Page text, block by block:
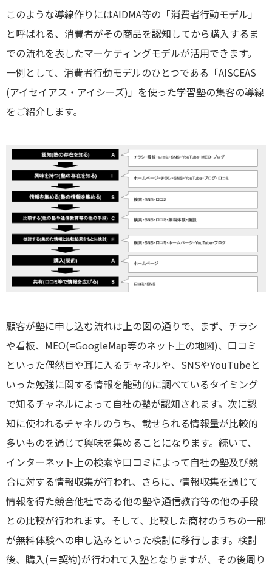
このような導線作りにはAIDMA等の「消費者行動モデル」
と呼ばれる、消費者がその商品を認知してから購入するま
での流れを表したマーケティングモデルが活用できます。
一例として、消費者行動モデルのひとつである「AISCEAS
(アイセイアス・アイシーズ)」を使った学習塾の集客の導線
をご紹介します。
顧客が塾に申し込む流れは上の図の通りで、まず、チラシ
や看板、MEO(=GoogleMap等のネット上の地図)、口コミ
といった偶然目や耳に入るチャネルや、SNSやYouTubeと
いった勉強に関する情報を能動的に調べているタイミング
で知るチャネルによって自社の塾が認知されます。次に認
知に使われるチャネルのうち、載せられる情報量が比較的
多いものを通じて興味を集めることになります。続いて、
インターネット上の検索や口コミによって自社の塾及び競
合に対する情報収集が行われ、さらに、情報収集を通じて
情報を得た競合他社である他の塾や通信教育等の他の手段
との比較が行われます。そして、比較した商材のうちの一部
が無料体験への申し込みといった検討に移行します。検討
後、購入(＝契約)が行われて入塾となりますが、その後周り